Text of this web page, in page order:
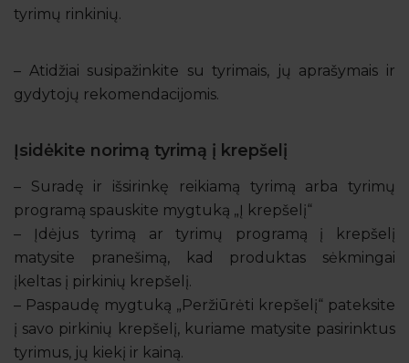
tyrimų rinkinių.
– Atidžiai susipažinkite su tyrimais, jų aprašymais ir
gydytojų rekomendacijomis.
Įsidėkite norimą tyrimą į krepšelį
– Suradę ir išsirinkę reikiamą tyrimą arba tyrimų
programą spauskite mygtuką „Į krepšelį“
– Įdėjus tyrimą ar tyrimų programą į krepšelį
matysite pranešimą, kad produktas sėkmingai
įkeltas į pirkinių krepšelį.
– Paspaudę mygtuką „Peržiūrėti krepšelį“ pateksite
į savo pirkinių krepšelį, kuriame matysite pasirinktus
tyrimus, jų kiekį ir kainą.